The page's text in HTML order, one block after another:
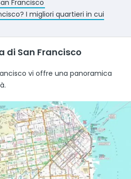
Francisco
I migliori quartieri in cui
San Francisco
vi offre una panoramica